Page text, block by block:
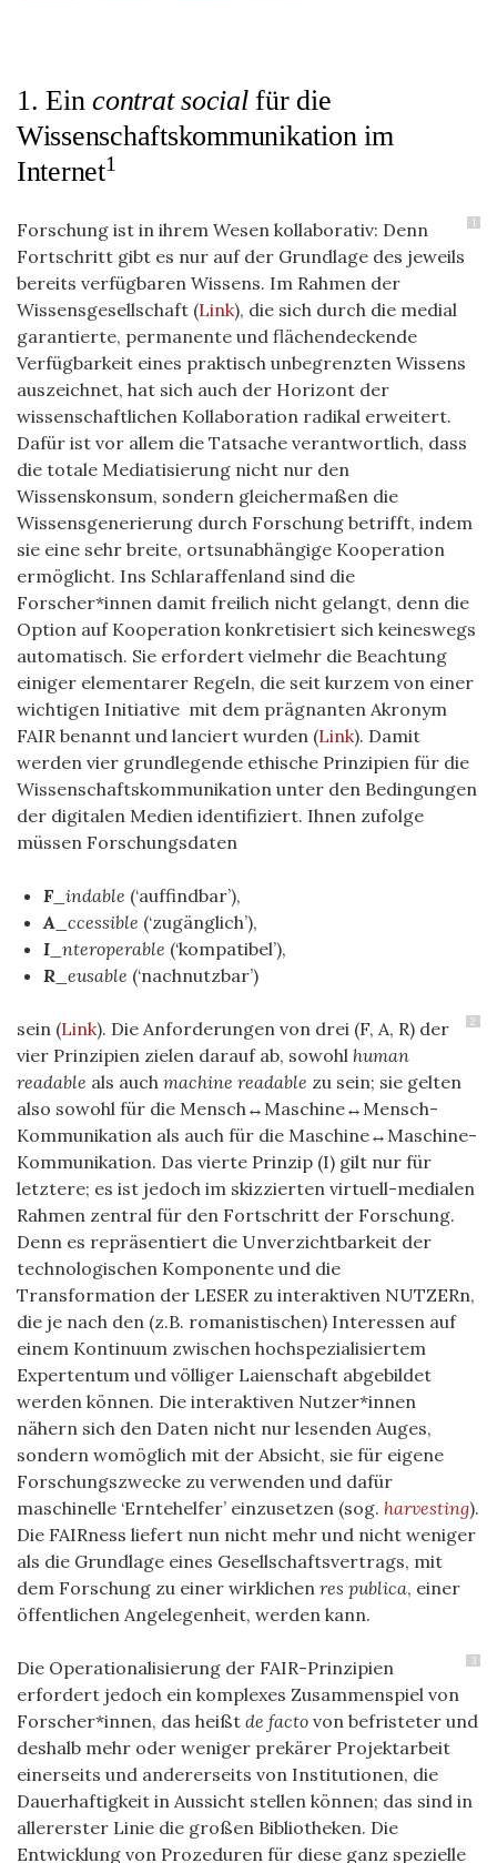
1. Eincontrat socialfür die
Wissenschaftskommunikation im
Internet1
1
Forschung ist in ihrem Wesen kollaborativ: Denn
Fortschritt gibt es nur auf der Grundlage des jeweils
bereits verfügbaren Wissens. Im Rahmen der
Wissensgesellschaft (Link), die sich durch die medial
garantierte, permanente und flächendeckende
Verfügbarkeit eines praktisch unbegrenzten Wissens
auszeichnet, hat sich auch der Horizont der
wissenschaftlichen Kollaboration radikal erweitert.
Dafür ist vor allem die Tatsache verantwortlich, dass
die totale Mediatisierung nicht nur den
Wissenskonsum, sondern gleichermaßen die
Wissensgenerierung durch Forschung betrifft, indem
sie eine sehr breite, ortsunabhängige Kooperation
ermöglicht. Ins Schlaraffenland sind die
Forscher*innen damit freilich nicht gelangt, denn die
Option auf Kooperation konkretisiert sich keineswegs
automatisch. Sie erfordert vielmehr die Beachtung
einiger elementarer Regeln, die seit kurzem von einer
wichtigen Initiative mit dem prägnanten Akronym
FAIR benannt und lanciert wurden (Link). Damit
werden vier grundlegende ethische Prinzipien für die
Wissenschaftskommunikation unter den Bedingungen
der digitalen Medien identifiziert. Ihnen zufolge
müssen Forschungsdaten
F _indable (‘auffindbar’),
A _ccessible (‘zugänglich’),
I _nteroperable (‘kompatibel’),
R _eusable (‘nachnutzbar’)
2
sein (Link). Die Anforderungen von drei (F, A, R) der
vier Prinzipien zielen darauf ab, sowohl human
readable als auch machine readable zu sein; sie gelten
also sowohl für die Mensch↔Maschine↔Mensch-
Kommunikation als auch für die Maschine↔Maschine-
Kommunikation. Das vierte Prinzip (I) gilt nur für
letztere; es ist jedoch im skizzierten virtuell-medialen
Rahmen zentral für den Fortschritt der Forschung.
Denn es repräsentiert die Unverzichtbarkeit der
technologischen Komponente und die
Transformation der LESER zu interaktiven NUTZERn,
die je nach den (z.B. romanistischen) Interessen auf
einem Kontinuum zwischen hochspezialisiertem
Expertentum und völliger Laienschaft abgebildet
werden können. Die interaktiven Nutzer*innen
nähern sich den Daten nicht nur lesenden Auges,
sondern womöglich mit der Absicht, sie für eigene
Forschungszwecke zu verwenden und dafür
maschinelle ‘Erntehelfer’ einzusetzen (sog. harvesting).
Die FAIRness liefert nun nicht mehr und nicht weniger
als die Grundlage eines Gesellschaftsvertrags, mit
dem Forschung zu einer wirklichen res publica, einer
öffentlichen Angelegenheit, werden kann.
3
Die Operationalisierung der FAIR-Prinzipien
erfordert jedoch ein komplexes Zusammenspiel von
Forscher*innen, das heißt de facto von befristeter und
deshalb mehr oder weniger prekärer Projektarbeit
einerseits und andererseits von Institutionen, die
Dauerhaftigkeit in Aussicht stellen können; das sind in
allererster Linie die großen Bibliotheken. Die
Entwicklung von Prozeduren für diese ganz spezielle